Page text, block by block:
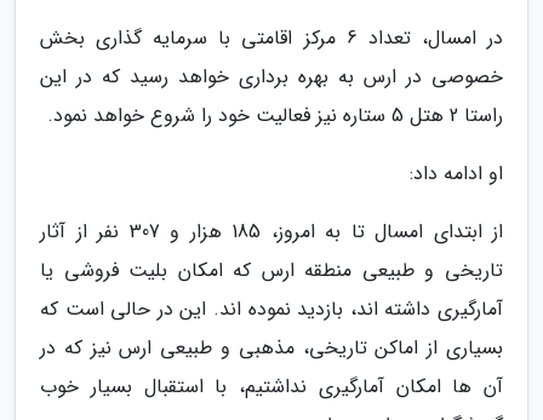
در امسال، تعداد 6 مرکز اقامتی با سرمایه گذاری بخش
خصوصی در ارس به بهره برداری خواهد رسید که در این
راستا 2 هتل 5 ستاره نیز فعالیت خود را شروع خواهد نمود.
او ادامه داد:
از ابتدای امسال تا به امروز، 185 هزار و 307 نفر از آثار
تاریخی و طبیعی منطقه ارس که امکان بلیت فروشی یا
آمارگیری داشته اند، بازدید نموده اند. این در حالی است که
بسیاری از اماکن تاریخی، مذهبی و طبیعی ارس نیز که در
آن ها امکان آمارگیری نداشتیم، با استقبال بسیار خوب